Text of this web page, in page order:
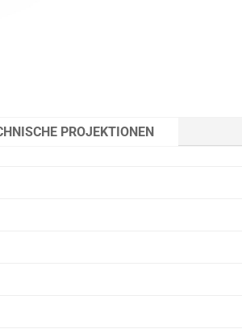
PROJEKTIONEN